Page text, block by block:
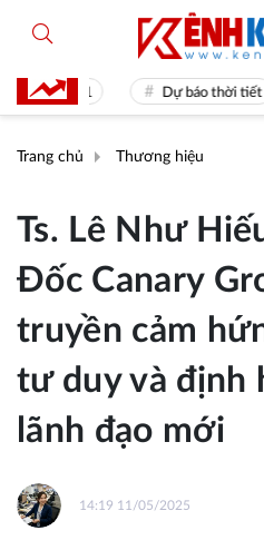
31 Dự báo thời tiết
Trang chủ Thương hiệu
Ts. Lê Như
Đốc Canary
truyền cảm
tư duy và định
lãnh đạo mới
14:19 11/05/2025